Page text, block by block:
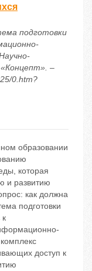
подготовки
–
0.htm?
образовании
которая
и развитию
как должна
подготовки
доступ к